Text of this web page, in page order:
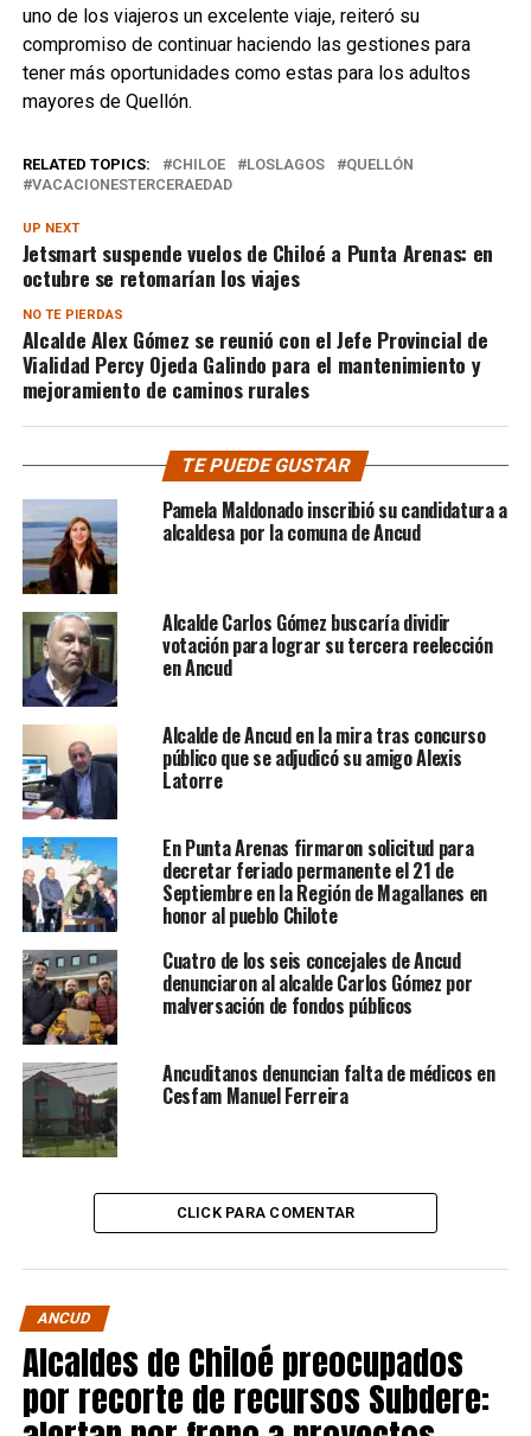
uno de los viajeros un excelente viaje, reiteró su
compromiso de continuar haciendo las gestiones para
tener más oportunidades como estas para los adultos
mayores de Quellón.
RELATED TOPICS: CHILOE LOSLAGOS
QUELLÓN
VACACIONESTERCERAEDAD
UP NEXT
Jetsmart suspende vuelos de Chiloé a Punta Arenas: en
octubre se retomarían los viajes
NO TE PIERDAS
Alcalde Alex Gómez se reunió con el Jefe Provincial de
Vialidad Percy Ojeda Galindo para el mantenimiento y
mejoramiento de caminos rurales
TE PUEDE GUSTAR
Pamela Maldonado inscribió su candidatura a
alcaldesa por la comuna de Ancud
Alcalde Carlos Gómez buscaría dividir
votación para lograr su tercera reelección
en Ancud
Alcalde de Ancud en la mira tras concurso
público que se adjudicó su amigo Alexis
Latorre
En Punta Arenas firmaron solicitud para
decretar feriado permanente el 21 de
Septiembre en la Región de Magallanes en
honor al pueblo Chilote
Cuatro de los seis concejales de Ancud
denunciaron al alcalde Carlos Gómez por
malversación de fondos públicos
Ancuditanos denuncian falta de médicos en
Cesfam Manuel Ferreira
CLICK PARA COMENTAR
ANCUD
Alcaldes de Chiloé preocupados
por recorte de recursos Subdere: